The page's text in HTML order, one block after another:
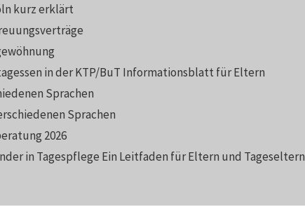
kurz erklärt
in der KTP/BuT Informationsblatt für Eltern
Sprachen
Sprachen
2026
in Tagespflege Ein Leitfaden für Eltern und Tageseltern